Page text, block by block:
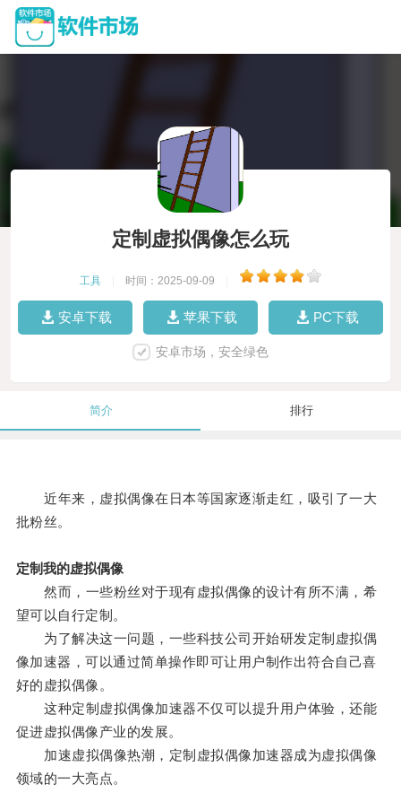
定制虚拟偶像怎么玩
工具 时间：2025-09-09
安卓下载 苹果下载 PC下载
安卓市场，安全绿色
简介 排行
近年来，虚拟偶像在日本等国家逐渐走红，吸引了一大
批粉丝。
定制我的虚拟偶像
然而，一些粉丝对于现有虚拟偶像的设计有所不满，希
望可以自行定制。
为了解决这一问题，一些科技公司开始研发定制虚拟偶
像加速器，可以通过简单操作即可让用户制作出符合自己喜
好的虚拟偶像。
这种定制虚拟偶像加速器不仅可以提升用户体验，还能
促进虚拟偶像产业的发展。
加速虚拟偶像热潮，定制虚拟偶像加速器成为虚拟偶像
领域的一大亮点。